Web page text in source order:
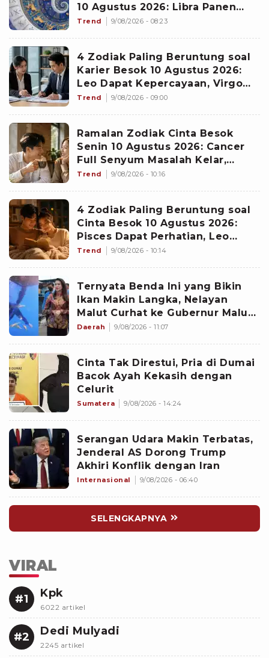
10 Agustus 2026: Libra Panen
Proyek Emas
Trend 9/08/2026 - 08:23
4 Zodiak Paling Beruntung soal
Karier Besok 10 Agustus 2026:
Leo Dapat Kepercayaan, Virgo
Makin Diperhitungkan
Trend 9/08/2026 - 09:00
Ramalan Zodiak Cinta Besok
Senin 10 Agustus 2026: Cancer
Full Senyum Masalah Kelar,
Scorpio Awas Terprovokasi
Trend 9/08/2026 - 10:16
4 Zodiak Paling Beruntung soal
Cinta Besok 10 Agustus 2026:
Pisces Dapat Perhatian, Leo
Makin Dekat dengan Si Dia
Trend 9/08/2026 - 10:14
Ternyata Benda Ini yang Bikin
Ikan Makin Langka, Nelayan
Malut Curhat ke Gubernur Malut
Sherly Tjoanda soal Rumpon
Daerah 9/08/2026 - 11:07
Cinta Tak Direstui, Pria di Dumai
Bacok Ayah Kekasih dengan
Celurit
Sumatera 9/08/2026 - 14:24
Serangan Udara Makin Terbatas,
Jenderal AS Dorong Trump
Akhiri Konflik dengan Iran
Internasional 9/08/2026 - 06:40
SELENGKAPNYA
VIRAL
#1 Kpk
6022 artikel
#2 Dedi Mulyadi
2245 artikel